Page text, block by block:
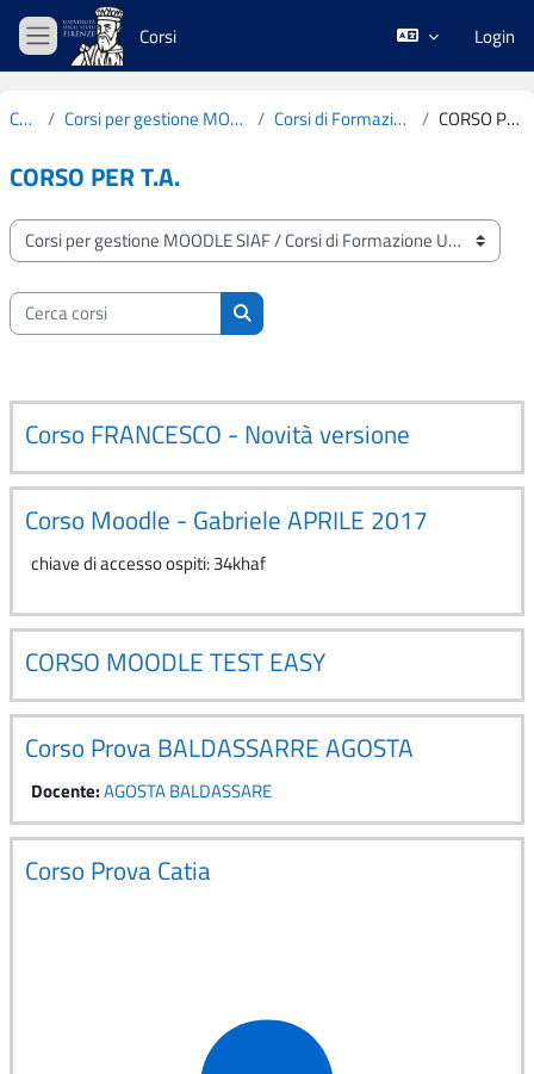
Vai al contenuto principale
Pannello laterale
Corsi Login
Corsi Corsi per gestione MOODLE SIAF Corsi di Formazione Unifi CORSO PER T.A.
CORSO PER T.A.
Categorie di corso
Cerca corsi
Cerca corsi
Corso FRANCESCO - Novità versione
Corso Moodle - Gabriele APRILE 2017
chiave di accesso ospiti: 34khaf
CORSO MOODLE TEST EASY
Corso Prova BALDASSARRE AGOSTA
Docente:AGOSTA BALDASSARE
Corso Prova Catia